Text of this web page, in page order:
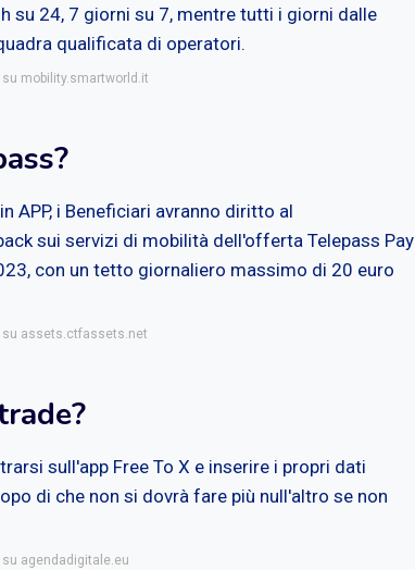
su 24, 7 giorni su 7, mentre tutti i giorni dalle
qualificata di operatori.
mobility.smartworld.it
APP, i Beneficiari avranno diritto al
sui servizi di mobilità dell'offerta Telepass Pay
con un tetto giornaliero massimo di 20 euro
assets.ctfassets.net
sull'app Free To X e inserire i propri dati
di che non si dovrà fare più null'altro se non
agendadigitale.eu